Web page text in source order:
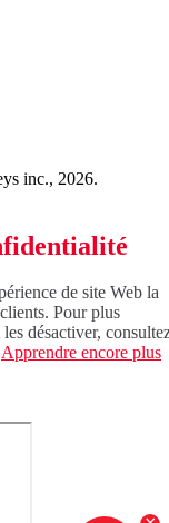
inc., 2026.
de site Web la
Pour plus
désactiver,
Apprendre encore plus